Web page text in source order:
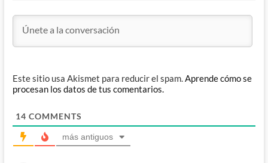
Este sitio usa Akismet para reducir el spam.Aprende cómo se
procesan los datos de tus comentarios.
14 COMMENTS
más antiguos